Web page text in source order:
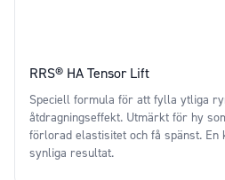
RRS® HA Tensor Lift
Speciell formula för att fylla ytliga
åtdragningseffekt. Utmärkt för hy
förlorad elastisitet och få spänst.
synliga resultat.